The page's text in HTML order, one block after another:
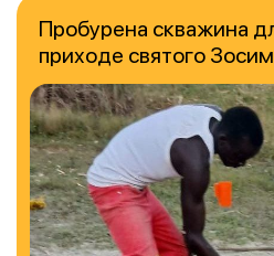
Пробурена скважина
приходе святого